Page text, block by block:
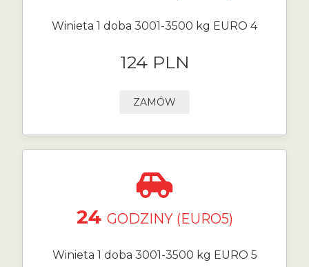
Winieta 1 doba 3001-3500 kg EURO 4
124 PLN
ZAMÓW
24 GODZINY (EURO5)
Winieta 1 doba 3001-3500 kg EURO 5